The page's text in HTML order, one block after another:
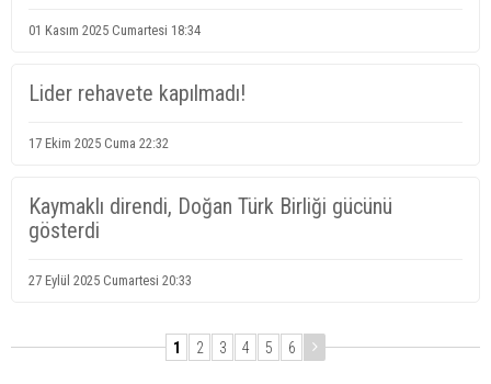
01 Kasım 2025 Cumartesi 18:34
Lider rehavete kapılmadı!
17 Ekim 2025 Cuma 22:32
Kaymaklı direndi, Doğan Türk Birliği gücünü
gösterdi
27 Eylül 2025 Cumartesi 20:33
1 2 3 4 5 6